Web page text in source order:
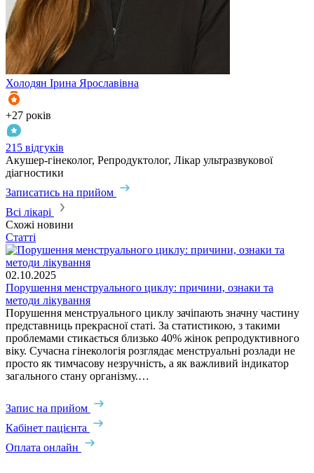
Холодян Ірина Ярославівна
+27 років
215 відгуків
Акушер-гінеколог, Репродуктолог, Лікар ультразвукової
діагностики
Записатись на прийом
Всі лікарі
Схожі новини
Статті
02.10.2025
Порушення менструального циклу: причини, ознаки та
методи лікування
​Порушення менструального циклу зачіпають значну частину
представниць прекрасної статі. За статистикою, з такими
проблемами стикається близько 40% жінок репродуктивного
віку. Сучасна гінекологія розглядає менструальні розлади не
просто як тимчасову незручність, а як важливий індикатор
загального стану організму.…
Запис на прийом
Кабінет пацієнта
Оплата онлайн